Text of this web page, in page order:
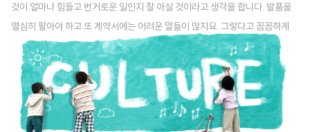
것이 얼마나 힘들고 번거로운 일인지 잘 아실 것이라고 생각을 합니다. 발품을
열심히 팔아야 하고 또 계약서에는 어려운 말들이 많지요. 그렇다고 꼼꼼하게
보지 않을 수도 없구요. 만약에 외국인이 한국에서 집을 구해야 한다면 이는 몇
배 더 어려울 것입니다. 부동산의 경우 영어나 중국어 등을 통역해 주는 곳이 거
의 없기 때문이지요. 또한 한국의 문화나 분위기에 익숙하지 않은 외국인도 많
습니다. 이러한 문제점들을 해결하기 위한 회사가 있습니다. 자신이 살거나 일
을 할 공간을 구하는데 어려움을 겪는 외국인들을 위한 부동산 O2O(Online t